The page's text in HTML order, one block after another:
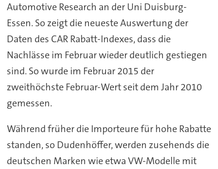
Automotive Research an der Uni Duisburg-
Essen. So zeigt die neueste Auswertung der
Daten des CAR Rabatt-Indexes, dass die
Nachlässe im Februar wieder deutlich gestiegen
sind. So wurde im Februar 2015 der
zweithöchste Februar-Wert seit dem Jahr 2010
gemessen.
Während früher die Importeure für hohe Rabatte
standen, so Dudenhöffer, werden zusehends die
deutschen Marken wie etwa VW-Modelle mit